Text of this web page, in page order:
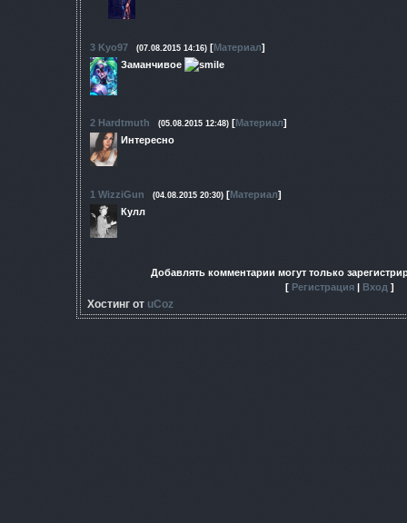
3 Kyo97 (07.08.2015 14:16) [Материал]
Заманчивое
2 Hardtmuth (05.08.2015 12:48) [Материал]
Интересно
1 WizziGun (04.08.2015 20:30) [Материал]
Кулл
Добавлять комментарии могут только
[ Регистрация | Вход ]
Хостинг от uCoz